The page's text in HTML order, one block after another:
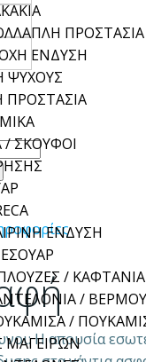
ΠΡΟΣΤΑΣΙΑ
ΕΝΔΥΣΗ
ΨΥΧΟΥΣ
ΠΡΟΣΤΑΣΙΑ
/ ΣΚΟΥΦΟΙ
ΕΝΔΥΣΗ
/ ΚΑΦΤΑΝΙΑ
/
/
ΜΑΓΕΙΡΩΝ
Η απουσία